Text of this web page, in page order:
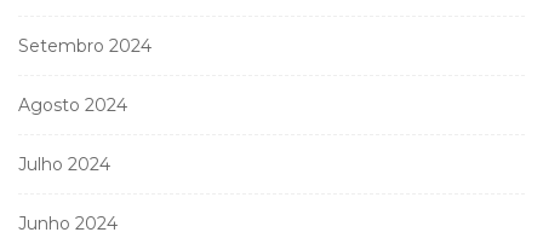
Setembro 2024
Agosto 2024
Julho 2024
Junho 2024